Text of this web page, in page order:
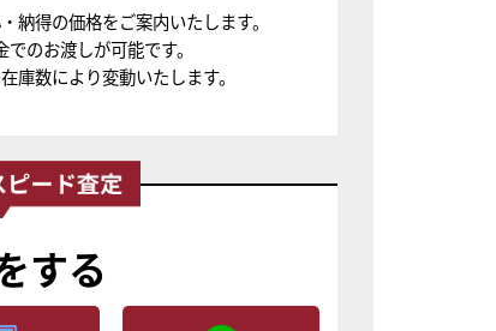
納得の価格をご案内いたします。
のお渡しが可能です。
庫数により変動いたします。
する